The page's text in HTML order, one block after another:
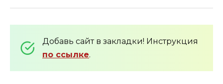
Добавь сайт в закладки! Инструкция
по ссылке.